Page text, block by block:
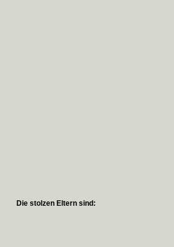
Die stolzen Eltern sind: